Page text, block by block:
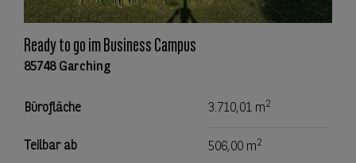
Ready to go im Business Campus
85748 Garching
Bürofläche 3.710,01 m2
Teilbar ab 506,00 m2